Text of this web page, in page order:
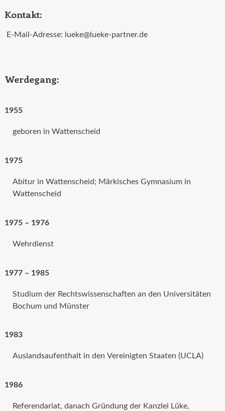
Kontakt:
E-Mail-Adresse: lueke@lueke-partner.de
Werdegang:
1955
geboren in Wattenscheid
1975
Abitur in Wattenscheid; Märkisches Gymnasium in
Wattenscheid
1975 – 1976
Wehrdienst
1977 – 1985
Studium der Rechtswissenschaften an den Universitäten
Bochum und Münster
1983
Auslandsaufenthalt in den Vereinigten Staaten (UCLA)
1986
Referendariat, danach Gründung der Kanzlei Lüke,